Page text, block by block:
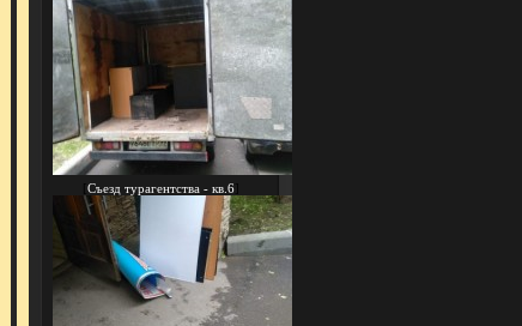
[Съезд турагентства - кв.6]